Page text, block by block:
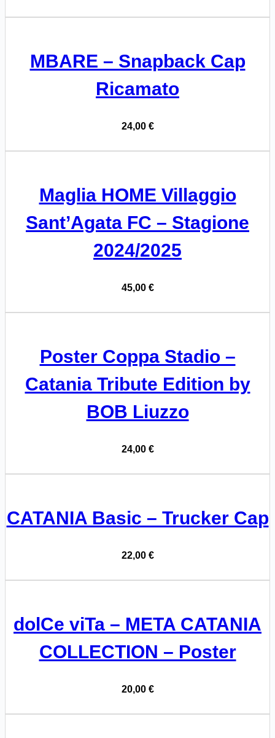
prezzo:
24,00 €
MBARE – Snapback Cap
Ricamato
24,00 €
Maglia HOME Villaggio
Sant’Agata FC – Stagione
2024/2025
45,00 €
Poster Coppa Stadio –
Catania Tribute Edition by
BOB Liuzzo
24,00 €
CATANIA Basic – Trucker Cap
22,00 €
dolCe viTa – META CATANIA
COLLECTION – Poster
20,00 €